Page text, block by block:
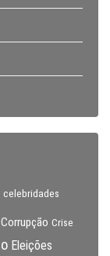
celebridades
Corrupção Crise
Eleições